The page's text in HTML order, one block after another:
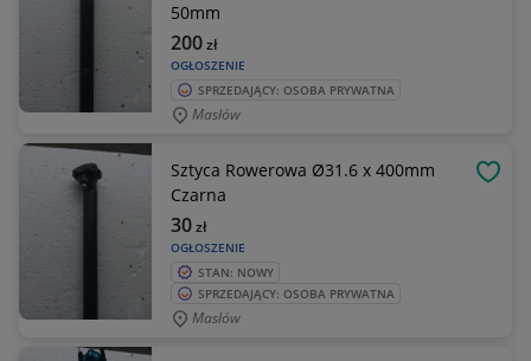
50mm
OGŁOSZENIE
200zł
SPRZEDAJĄCY: OSOBA PRYWATNA
Masłów
Sztyca Rowerowa Ø31.6 x 400mm
Czarna
OGŁOSZENIE
30zł
STAN: NOWY
SPRZEDAJĄCY: OSOBA PRYWATNA
Masłów